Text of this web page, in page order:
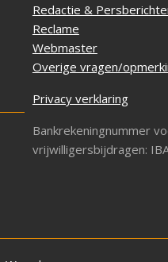
Redactie &
Reclame
Webmaster
Overige vragen/
Privacy verklaring
Bankrekeningnummer
vrijwilligersbijdragen: